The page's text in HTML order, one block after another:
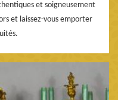
et soigneusement
et laissez-vous emporter